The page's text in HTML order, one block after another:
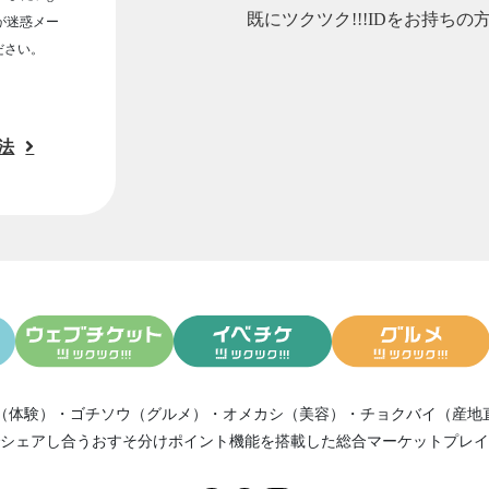
迷惑メー
い。
既にツクツク!!!IDをお持ちの
体験） ・ ゴチソウ（グルメ） ・ オメカシ（美容） ・ チョクバイ（産地
ェアし合う おすそ分けポイント機能を搭載した総合マーケットプレ